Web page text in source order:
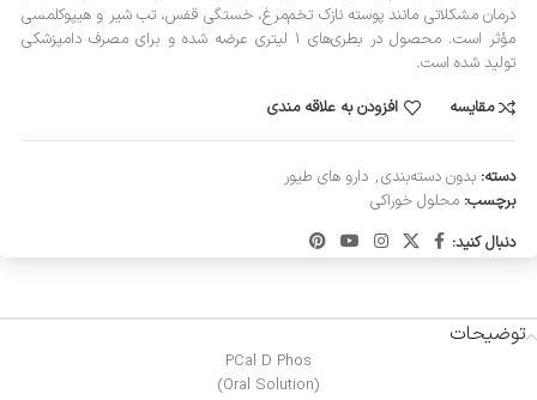
درمان مشکلاتی مانند پوسته نازک تخم‌مرغ، خستگی قفس، تب شیر و هیپوکلمسی
مؤثر است. محصول در بطری‌های 1 لیتری عرضه شده و برای مصرف دامپزشکی
تولید شده است.
مقایسه
افزودن به علاقه مندی
دسته: بدون دسته‌بندی, دارو های طیور
برچسب: محلول خوراکی
دنبال کنید:
توضیحات
PCal D Phos
(Oral Solution)